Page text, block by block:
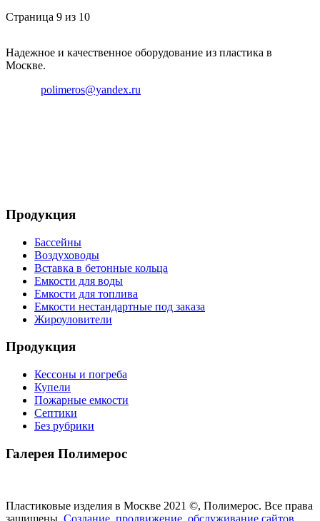
Страница 9 из 10
Надежное и качественное оборудование из пластика в
Москве.
polimeros@yandex.ru
Продукция
Бассейны
Воздуховоды
Вставка в бетонные кольца
Емкости для воды
Емкости для топлива
Емкости нестандартные под заказа
Жироуловители
Продукция
Кессоны и погреба
Купели
Пожарные емкости
Септики
Без рубрики
Галерея Полимерос
Пластиковые изделия в Москве 2021 ©, Полимерос. Все права
защищены. Создание, продвижение, обслуживание сайтов